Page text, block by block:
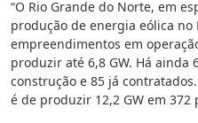
“O Rio Grande do Norte, em
produção de energia eólica no
empreendimentos em
produzir até 6,8 GW. Há ainda
construção e 85 já
é de produzir 12,2 GW em 372